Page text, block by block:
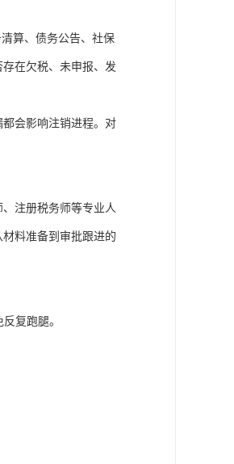
算、债务公告、社保
在欠税、未申报、发
会影响注销进程。对
注册税务师等专业人
料准备到审批跟进的
复跑腿。